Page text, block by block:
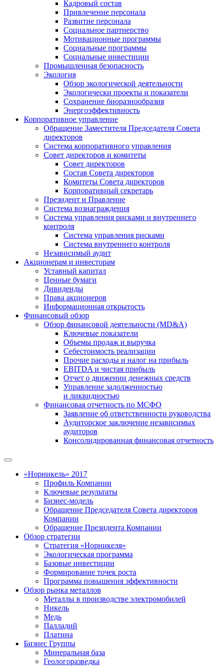
Кадровый состав
Привлечение персонала
Развитие персонала
Социальное партнерство
Мотивационные программы
Социальные программы
Социальные инвестиции
Промышленная безопасность
Экология
Обзор экологической деятельности
Экологически проекты и показатели
Сохранение биоразнообразия
Энергоэффективность
Корпоративное управление
Обращение Заместителя Председателя Совета
директоров
Система корпоративного управления
Совет директоров и комитеты
Совет директоров
Состав Совета директоров
Комитеты Совета директоров
Корпоративный секретарь
Президент и Правление
Система вознаграждения
Система управления рисками и внутреннего
контроля
Система управления рисками
Система внутреннего контроля
Независимый аудит
Акционерам и инвесторам
Уставный капитал
Ценные бумаги
Дивиденды
Права акционеров
Информационная открытость
Финансовый обзор
Обзор финансовой деятельности (MD&A)
Ключевые показатели
Объемы продаж и выручка
Себестоимость реализации
Прочие расходы и налог на прибыль
EBITDA и чистая прибыль
Отчет о движении денежных средств
Управление задолженностью
и ликвидностью
Финансовая отчетность по МСФО
Заявление об ответственности руководства
Аудиторское заключение независимых
аудиторов
Консолидированная финансовая отчетность
«Норникель» 2017
Профиль Компании
Ключевые результаты
Бизнес-модель
Обращение Председателя Совета директоров
Компании
Обращение Президента Компании
Обзор стратегии
Стратегия «Норникеля»
Экологическая программа
Базовые инвестиции
Формирование точек роста
Программа повышения эффективности
Обзор рынка металлов
Металлы в производстве электромобилей
Никель
Медь
Палладий
Платина
Бизнес Группы
Минеральная база
Геологоразведка